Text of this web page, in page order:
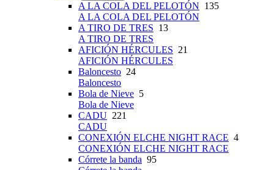
A LA COLA DEL PELOTÓN 135
A LA COLA DEL PELOTÓN
A TIRO DE TRES 13
A TIRO DE TRES
AFICIÓN HÉRCULES 21
AFICIÓN HÉRCULES
Baloncesto 24
Baloncesto
Bola de Nieve 5
Bola de Nieve
CADU 221
CADU
CONEXIÓN ELCHE NIGHT RACE 4
CONEXIÓN ELCHE NIGHT RACE
Córrete la banda 95